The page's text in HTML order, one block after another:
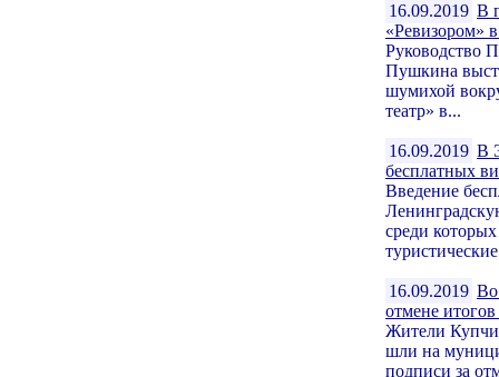
16.09.2019 В
«Ревизором»
Руководство
Пушкина
шумихой
театр» в...
16.09.2019 В
бесплатных
Введение
среди
16.09.2019 Во
отмене
Жители
шли на
подписи за